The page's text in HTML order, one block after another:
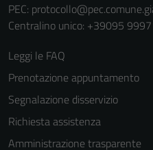
PEC:
Centralino unico: +39095
Leggi le FAQ
Prenotazione appuntamento
Segnalazione disservizio
Richiesta assistenza
Amministrazione trasparente